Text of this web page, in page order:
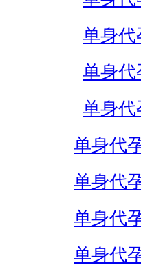
单身代
单身代
单身代
单身代
单身代
单身代
单身代